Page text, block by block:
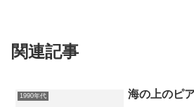
関連記事
1990年代 海の上のピ